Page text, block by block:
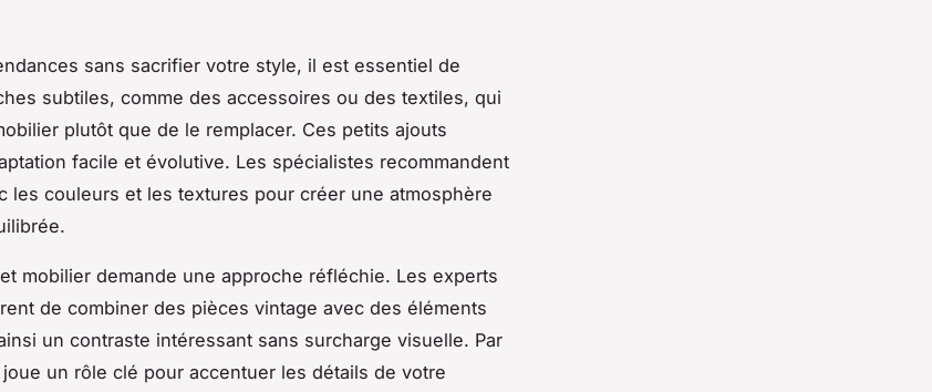
sans sacrifier votre style, il est essentiel de
subtiles, comme des accessoires ou des textiles, qui
plutôt que de le remplacer. Ces petits ajouts
facile et évolutive. Les spécialistes recommandent
les couleurs et les textures pour créer une atmosphère
mobilier demande une approche réfléchie. Les experts
de combiner des pièces vintage avec des éléments
un contraste intéressant sans surcharge visuelle. Par
joue un rôle clé pour accentuer les détails de votre